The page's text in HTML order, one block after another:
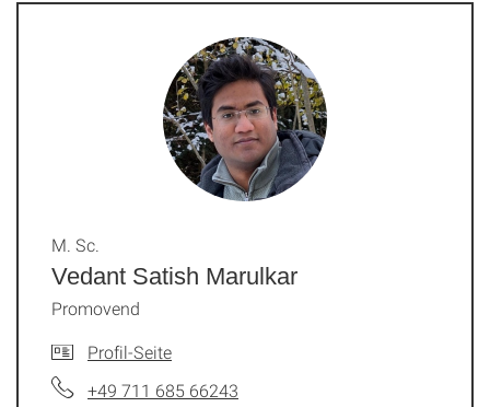
Vedant Satish Marulkar
M. Sc.
Promovend
Profil-Seite
+49 711 685 66243